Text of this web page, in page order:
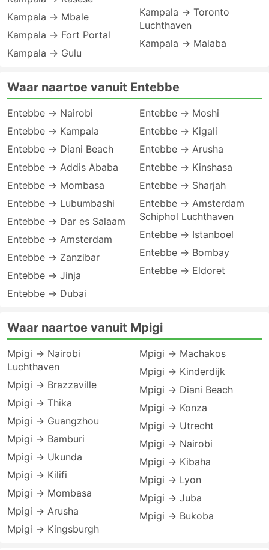
Kampala → Mbale
Kampala → Fort Portal
Kampala → Gulu
Kampala → Toronto
Luchthaven
Kampala → Malaba
Waar naartoe vanuit Entebbe
Entebbe → Nairobi
Entebbe → Kampala
Entebbe → Diani Beach
Entebbe → Addis Ababa
Entebbe → Mombasa
Entebbe → Lubumbashi
Entebbe → Dar es Salaam
Entebbe → Amsterdam
Entebbe → Zanzibar
Entebbe → Jinja
Entebbe → Dubai
Entebbe → Moshi
Entebbe → Kigali
Entebbe → Arusha
Entebbe → Kinshasa
Entebbe → Sharjah
Entebbe → Amsterdam
Schiphol Luchthaven
Entebbe → Istanboel
Entebbe → Bombay
Entebbe → Eldoret
Waar naartoe vanuit Mpigi
Mpigi → Nairobi
Luchthaven
Mpigi → Brazzaville
Mpigi → Thika
Mpigi → Guangzhou
Mpigi → Bamburi
Mpigi → Ukunda
Mpigi → Kilifi
Mpigi → Mombasa
Mpigi → Arusha
Mpigi → Kingsburgh
Mpigi → Machakos
Mpigi → Kinderdijk
Mpigi → Diani Beach
Mpigi → Konza
Mpigi → Utrecht
Mpigi → Nairobi
Mpigi → Kibaha
Mpigi → Lyon
Mpigi → Juba
Mpigi → Bukoba